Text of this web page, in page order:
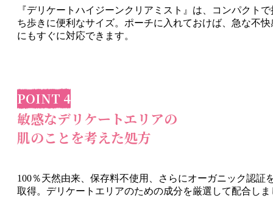
『デリケートハイジーンクリアミスト 』は、コンパクトで
ち歩きに便利なサイズ。ポーチに入れておけば、急な不快
にもすぐに対応できます。
POINT 4
敏感なデリケートエリアの
肌のことを考えた処方
100％天然由来、保存料不使用、さらにオーガニック認証
取得。デリケートエリアのための成分を厳選して配合しま